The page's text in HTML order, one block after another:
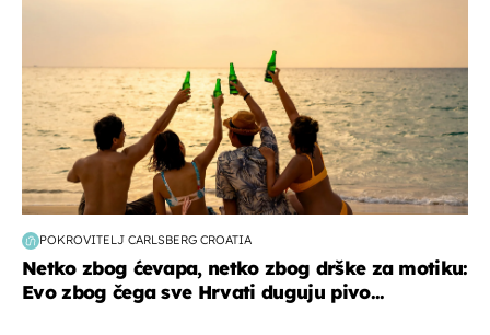
POKROVITELJ CARLSBERG CROATIA
Netko zbog ćevapa, netko zbog drške za motiku:
Evo zbog čega sve Hrvati duguju pivo...